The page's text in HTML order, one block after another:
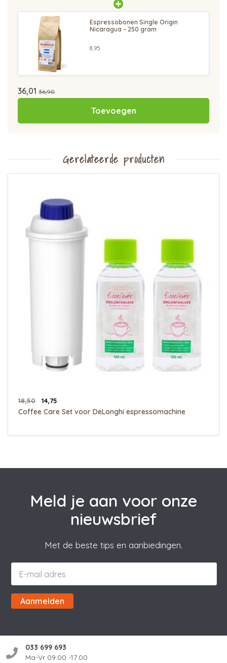
Espressobonen Single Origin
Nicaragua – 250 gram
8,95
36,01 36,90
Toevoegen
Gerelateerde producten
18,50 14,75
Coffee Care Set voor DeLonghi espressomachine
Meld je aan voor onze
nieuwsbrief
Met de beste tips en aanbiedingen.
Aanmelden
033 699 693
Ma-Vr 09:00 -17:00